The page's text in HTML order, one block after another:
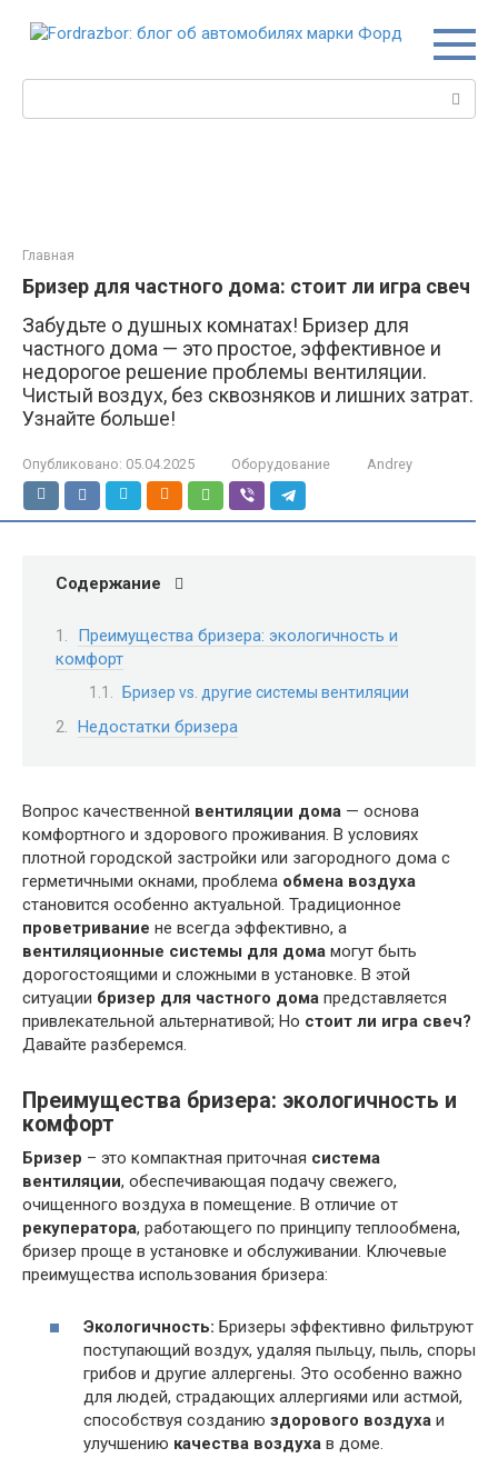
Главная
Бризер для частного дома: стоит ли игра свеч
Забудьте о душных комнатах! Бризер для
частного дома — это простое, эффективное и
недорогое решение проблемы вентиляции.
Чистый воздух, без сквозняков и лишних затрат.
Узнайте больше!
Опубликовано: 05.04.2025 Оборудование Andrey
Содержание
Преимущества бризера: экологичность и
комфорт
Бризер vs. другие системы вентиляции
Недостатки бризера
Вопрос качественной вентиляции дома — основа
комфортного и здорового проживания. В условиях
плотной городской застройки или загородного дома с
герметичными окнами, проблема обмена воздуха
становится особенно актуальной. Традиционное
проветривание не всегда эффективно, а
вентиляционные системы для дома могут быть
дорогостоящими и сложными в установке. В этой
ситуации бризер для частного дома представляется
привлекательной альтернативой; Но стоит ли игра свеч?
Давайте разберемся.
Преимущества бризера: экологичность и
комфорт
Бризер – это компактная приточная система
вентиляции, обеспечивающая подачу свежего,
очищенного воздуха в помещение. В отличие от
рекуператора, работающего по принципу теплообмена,
бризер проще в установке и обслуживании. Ключевые
преимущества использования бризера:
Экологичность: Бризеры эффективно фильтруют
поступающий воздух, удаляя пыльцу, пыль, споры
грибов и другие аллергены. Это особенно важно
для людей, страдающих аллергиями или астмой,
способствуя созданию здорового воздуха и
улучшению качества воздуха в доме.